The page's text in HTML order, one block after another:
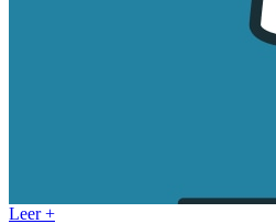
Leer +